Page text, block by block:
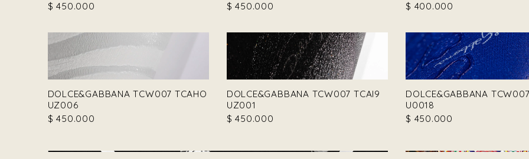
$ 450.000
$ 450.000
$ 400.000
DOLCE&GABBANA TCW007 TCAHO
UZ006
$ 450.000
DOLCE&GABBANA TCW007 TCAI9
UZ001
$ 450.000
DOLCE&GABBANA
U0018
$ 450.000